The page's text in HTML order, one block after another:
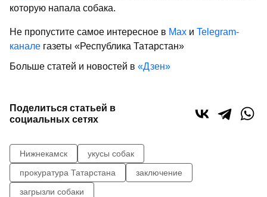
которую напала собака.
Не пропустите самое интересное в Max и Telegram-
канале газеты «Республика Татарстан»
Больше статей и новостей в «Дзен»
Поделиться статьей в
социальных сетях
Нижнекамск
укусы собак
прокуратура Татарстана
заключение
загрызли собаки